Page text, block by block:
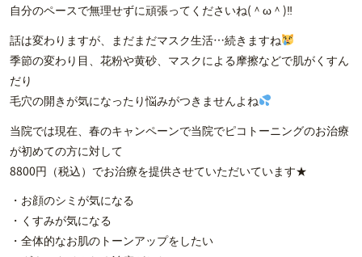
自分のペースで無理せずに頑張ってくださいね(＾ω＾)‼
話は変わりますが、まだまだマスク生活…続きますね
季節の変わり目、花粉や黄砂、マスクによる摩擦などで肌がくすん
だり
毛穴の開きが気になったり悩みがつきませんよね
当院では現在、春のキャンペーンで当院でピコトーニングのお治療
が初めての方に対して
8800円（税込）でお治療を提供させていただいています★
・お顔のシミが気になる
・くすみが気になる
・全体的なお肌のトーンアップをしたい